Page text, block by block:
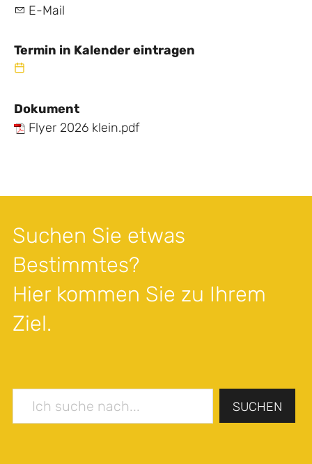
E-Mail
Termin in Kalender eintragen
Dokument
Flyer 2026 klein.pdf
Suchen Sie etwas
Bestimmtes?
Hier kommen Sie zu Ihrem
Ziel.
SUCHEN